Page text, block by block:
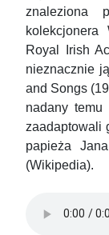
znaleziona
Royal Irish
nieznacznie
and Songs
nadany temu
zaadaptowali
papieża
(Wikipedia).